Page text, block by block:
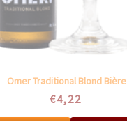
Omer Traditional Blond Bière
€4,22